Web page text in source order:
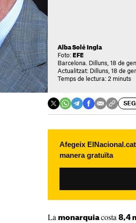
Alba Solé Ingla
Foto: EFE
Barcelona. Dilluns, 18 de
Actualitzat: Dilluns, 18 de
Temps de lectura: 2 minuts
Afegeix
manera gratuïta
La monarquia costa 8,4